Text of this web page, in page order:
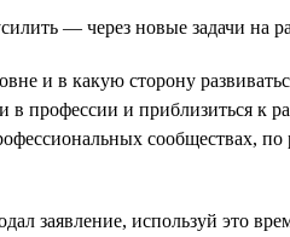
— через новые задачи на
и в какую сторону
в профессии и приблизиться
сообществах, по
заявление, используй это